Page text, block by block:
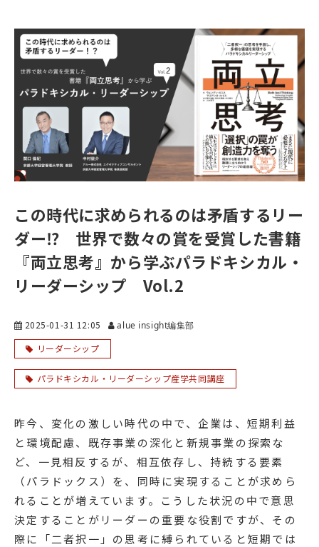
この時代に求められるのは矛盾するリー
ダー⁉ 世界で数々の賞を受賞した書籍
『両立思考』から学ぶパラドキシカル・
リーダーシップ Vol.2
2025-01-31 12:05
alue insight編集部
リーダーシップ
パラドキシカル・リーダーシップ産学共同講座
昨今、変化の激しい時代の中で、企業は、短期利益
と環境配慮、既存事業の深化と新規事業の探索な
ど、一見相反するが、相互依存し、持続する要素
（パラドックス）を、同時に実現することが求めら
れることが増えています。こうした状況の中で意思
決定することがリーダーの重要な役割ですが、その
際に「二者択一」の思考に縛られていると短期では